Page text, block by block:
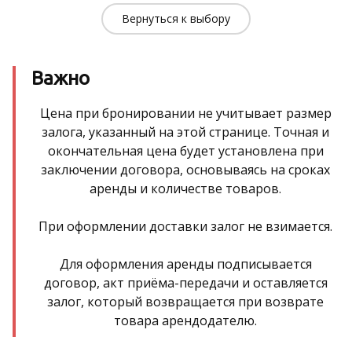
Вернуться к выбору
Важно
Цена при бронировании не учитывает размер
залога, указанный на этой странице. Точная и
окончательная цена будет установлена при
заключении договора, основываясь на сроках
аренды и количестве товаров.
При оформлении доставки залог не взимается.
Для оформления аренды подписывается
договор, акт приёма-передачи и оставляется
залог, который возвращается при возврате
товара арендодателю.